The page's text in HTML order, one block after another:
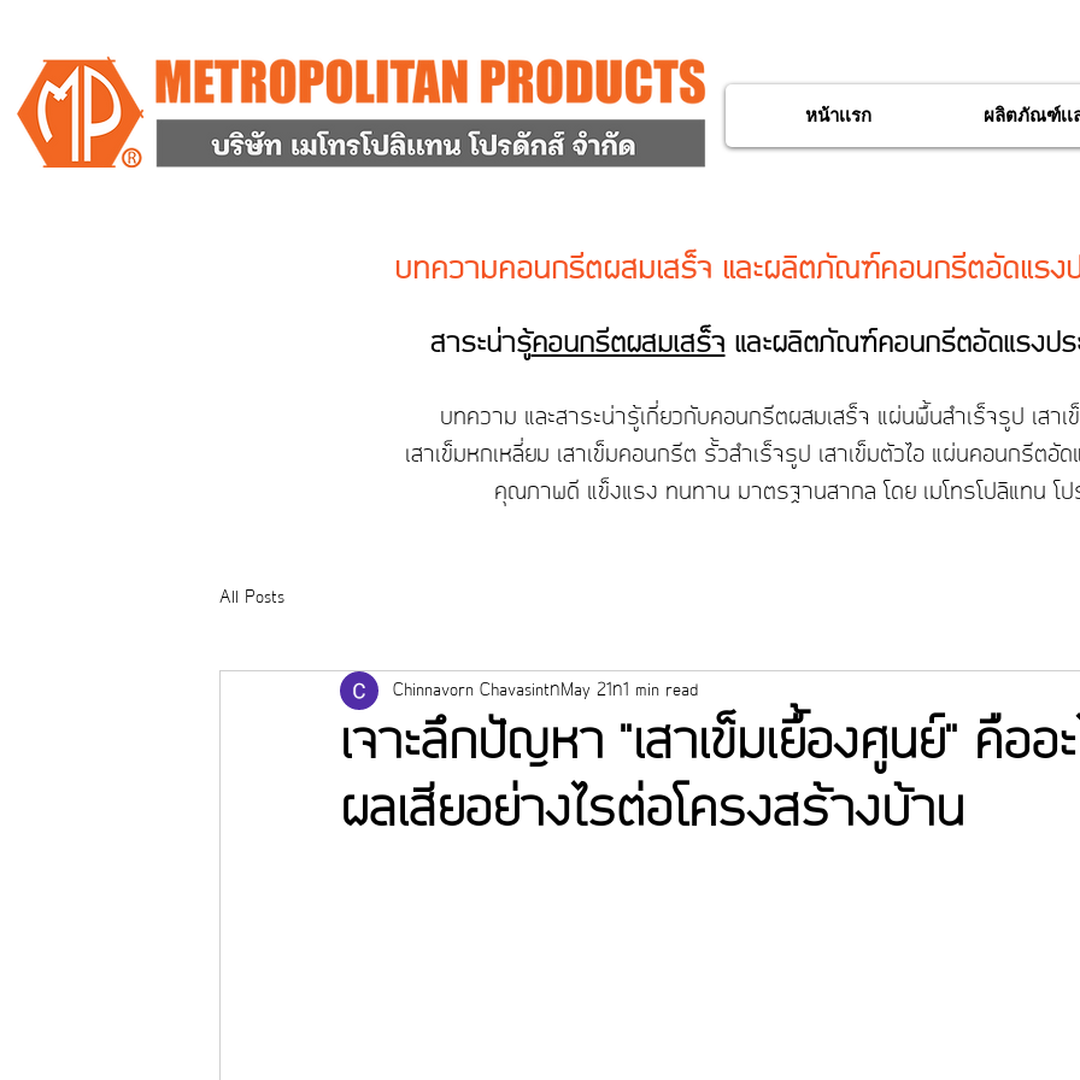
หน้าเเรก ผลิตภัณฑ์เเ
บทความคอนกรีตผสมเสร็จ และผลิตภัณฑ์คอนกรีตอัดแรงป
สาระน่ารู้คอนกรีตผสมเสร็จ และผลิตภัณฑ์คอนกรีตอัดแรงปร
บทความ และสาระน่ารู้เกี่ยวกับคอนกรีตผสมเสร็จ แผ่นพื้นสําเร็จรูป เสาเ
เสาเข็มหกเหลี่ยม เสาเข็มคอนกรีต รั้วสำเร็จรูป เสาเข็มตัวไอ แผ่นคอนกรีตอัด
คุณภาพดี แข็งแรง ทนทาน มาตรฐานสากล โดย เมโทรโปลิแทน โป
All Posts
เจาะลึกปัญหา "เสาเข็มเยื้องศูนย์" คืออ
ผลเสียอย่างไรต่อโครงสร้างบ้าน
Chinnavorn Chavasint May 21 1 min read